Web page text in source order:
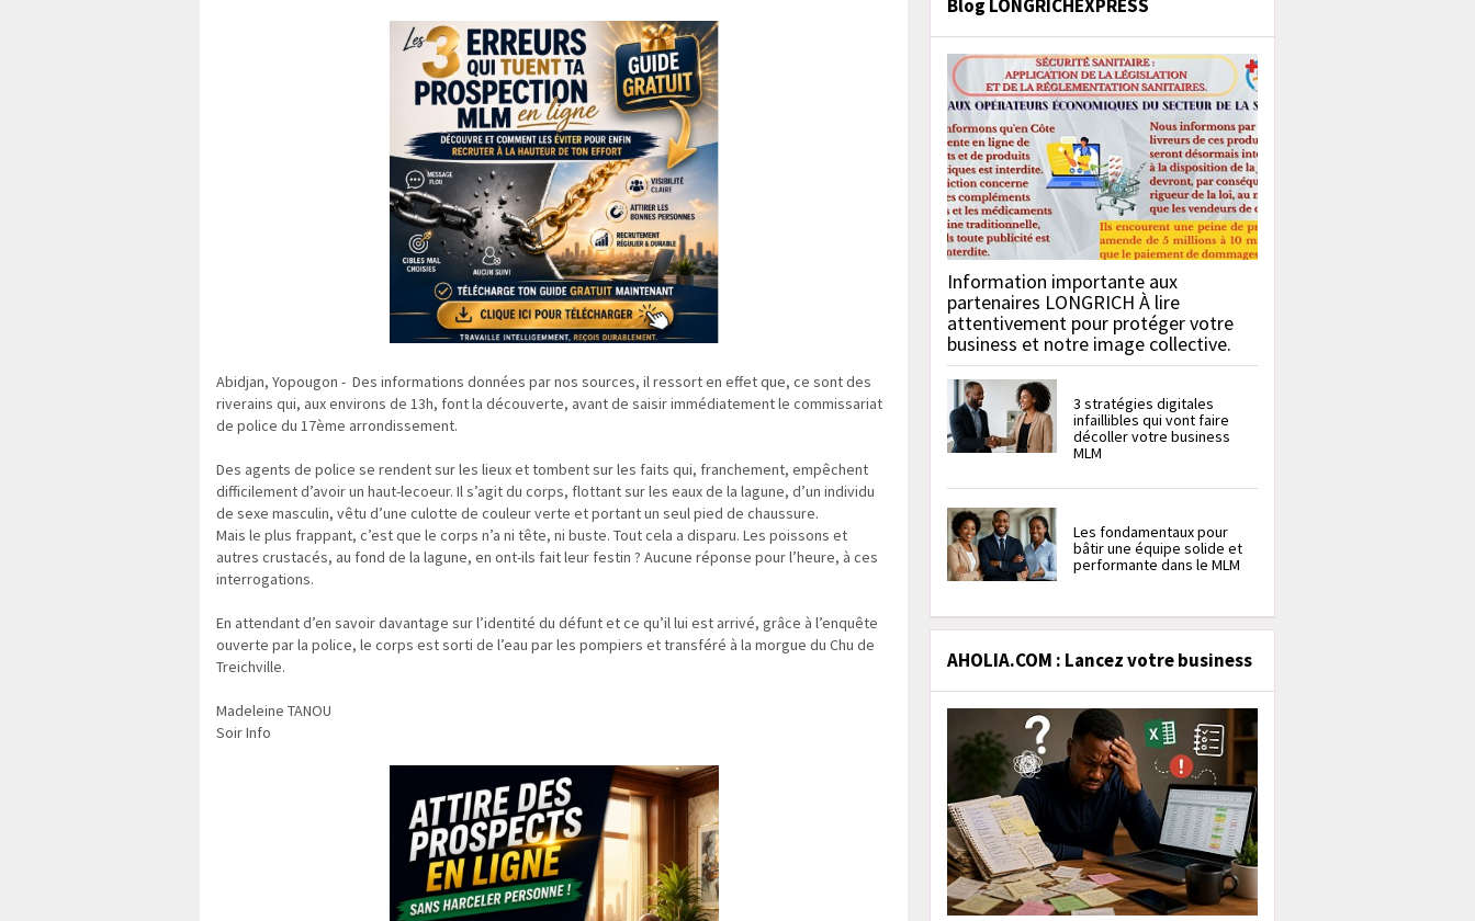
Abidjan, Yopougon - Des informations données par nos sources, il ressort en effet que, ce sont des
riverains qui, aux environs de 13h, font la découverte, avant de saisir immédiatement le commissariat
de police du 17ème arrondissement.
Des agents de police se rendent sur les lieux et tombent sur les faits qui, franchement, empêchent
difficilement d’avoir un haut-lecoeur. Il s’agit du corps, flottant sur les eaux de la lagune, d’un individu
de sexe masculin, vêtu d’une culotte de couleur verte et portant un seul pied de chaussure.
Mais le plus frappant, c’est que le corps n’a ni tête, ni buste. Tout cela a disparu. Les poissons et
autres crustacés, au fond de la lagune, en ont-ils fait leur festin ? Aucune réponse pour l’heure, à ces
interrogations.
En attendant d’en savoir davantage sur l’identité du défunt et ce qu’il lui est arrivé, grâce à l’enquête
ouverte par la police, le corps est sorti de l’eau par les pompiers et transféré à la morgue du Chu de
Treichville.
Madeleine TANOU
Soir Info
Blog LONGRICHEXPRESS
Information importante aux
partenaires LONGRICH À lire
attentivement pour protéger votre
business et notre image collective.
3 stratégies digitales
infaillibles qui vont faire
décoller votre business
MLM
Les fondamentaux pour
bâtir une équipe solide et
performante dans le MLM
AHOLIA.COM : Lancez votre business